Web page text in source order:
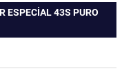
ESPECIAL 43S PURO